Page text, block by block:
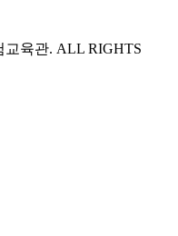
육관. ALL RIGHTS